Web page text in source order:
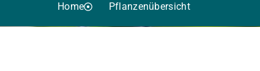
Home Pflanzenübersicht